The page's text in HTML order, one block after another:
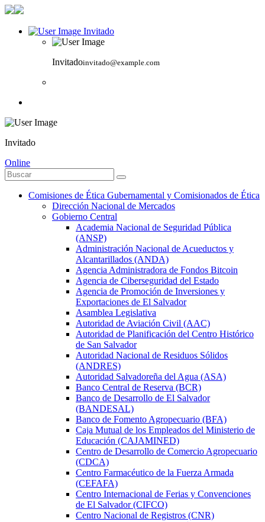
Invitado
Invitadoinvitado@example.com
Invitado
Online
Comisiones de Ética Gubernamental y Comisionados de Ética
Dirección Nacional de Mercados
Gobierno Central
Academia Nacional de Seguridad Pública
(ANSP)
Administración Nacional de Acueductos y
Alcantarillados (ANDA)
Agencia Administradora de Fondos Bitcoin
Agencia de Ciberseguridad del Estado
Agencia de Promoción de Inversiones y
Exportaciones de El Salvador
Asamblea Legislativa
Autoridad de Aviación Civil (AAC)
Autoridad de Planificación del Centro Histórico
de San Salvador
Autoridad Nacional de Residuos Sólidos
(ANDRES)
Autoridad Salvadoreña del Agua (ASA)
Banco Central de Reserva (BCR)
Banco de Desarrollo de El Salvador
(BANDESAL)
Banco de Fomento Agropecuario (BFA)
Caja Mutual de los Empleados del Ministerio de
Educación (CAJAMINED)
Centro de Desarrollo de Comercio Agropecuario
(CDCA)
Centro Farmacéutico de la Fuerza Armada
(CEFAFA)
Centro Internacional de Ferias y Convenciones
de El Salvador (CIFCO)
Centro Nacional de Registros (CNR)